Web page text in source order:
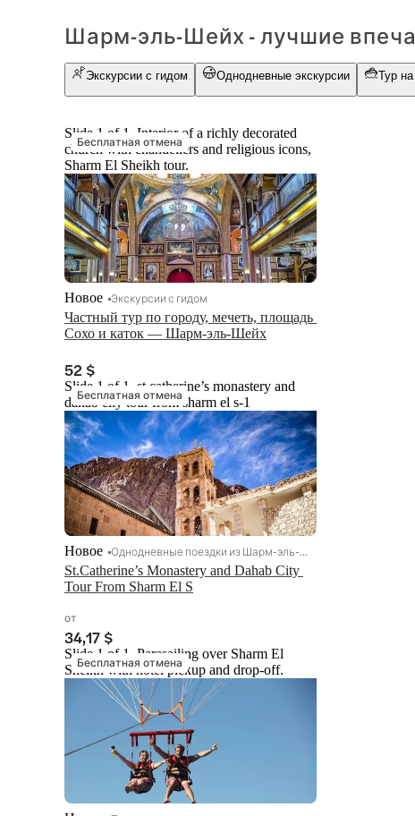
Шарм-эль-Шейх - лучшие
Экскурсии с гидом Однодневные экскурсии Тур
Бесплатная отмена
Slide 1 of 1, Interior of a richly decorated
church with chandeliers and religious icons,
Sharm El Sheikh tour.
Частный тур по городу, мечеть, площадь
Сохо и каток — Шарм-эль-Шейх
Новое Экскурсии с гидом
52 $
Бесплатная отмена
Slide 1 of 1, st.catherine’s monastery and
dahab city tour from sharm el s-1
St.Catherine’s Monastery and Dahab City
Tour From Sharm El S
Новое Однодневные поездки из Шарм-эль-Шейха
от
34,17 $
Бесплатная отмена
Slide 1 of 1, Parasailing over Sharm El
Sheikh with hotel pickup and drop-off.